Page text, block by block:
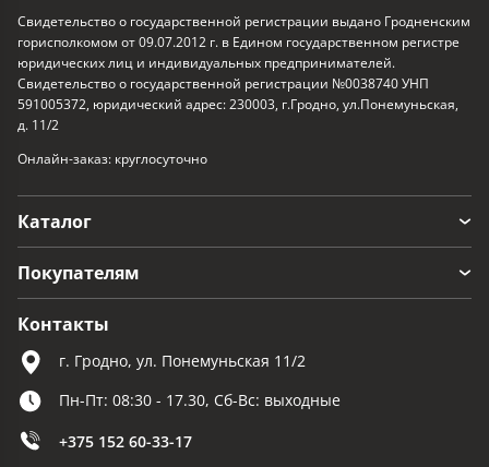
Свидетельство о государственной регистрации выдано Гродненским
горисполкомом от 09.07.2012 г. в Едином государственном регистре
юридических лиц и индивидуальных предпринимателей.
Свидетельство о государственной регистрации №0038740 УНП
591005372, юридический адрес: 230003, г.Гродно, ул.Понемуньская,
д. 11/2
Онлайн-заказ: круглосуточно
Каталог
Покупателям
Контакты
г. Гродно, ул. Понемуньская 11/2
Пн-Пт: 08:30 - 17.30, Сб-Вс: выходные
+375 152 60-33-17